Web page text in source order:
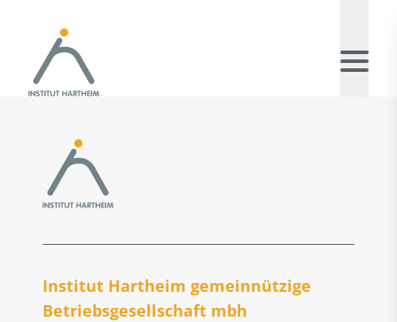
Institut Hartheim gemeinnützige
Betriebs­gesellschaft mbh